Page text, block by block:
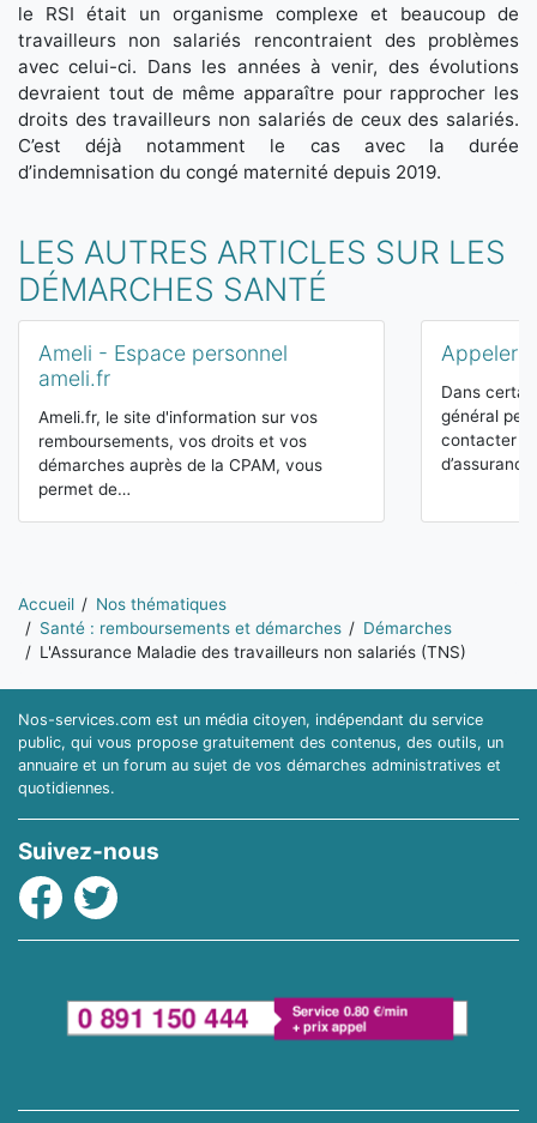
le RSI était un organisme complexe et beaucoup de
travailleurs non salariés rencontraient des problèmes
avec celui-ci. Dans les années à venir, des évolutions
devraient tout de même apparaître pour rapprocher les
droits des travailleurs non salariés de ceux des salariés.
C’est déjà notamment le cas avec la durée
d’indemnisation du congé maternité depuis 2019.
LES AUTRES ARTICLES SUR LES
DÉMARCHES SANTÉ
Ameli - Espace personnel
ameli.fr
Ameli.fr, le site d'information sur vos
remboursements, vos droits et vos
démarches auprès de la CPAM, vous
permet de…
Appeler
Dans
général
contacter
Vous êtes ici:
Accueil
Nos thématiques
Santé : remboursements et démarches
Démarches
L'Assurance Maladie des travailleurs non salariés (TNS)
Nos-services.com est un média citoyen, indépendant du service
public, qui vous propose gratuitement des contenus, des outils, un
annuaire et un forum au sujet de vos démarches administratives et
quotidiennes.
Suivez-nous
Facebook
Twitter